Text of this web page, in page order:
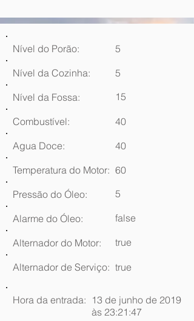
Nível do Porão:
5
Nível da Cozinha:
5
Nível da Fossa:
15
Combustível:
40
Agua Doce:
40
Temperatura do Motor: 60
Pressão do Óleo:
5
Alarme do Óleo: false
Alternador do Motor: true
Alternador de Serviço: true
Hora da entrada: 13 de junho de 2019
às 23:21:47